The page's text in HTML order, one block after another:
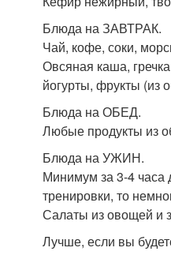
Блюда на ЗАВТРАК.
Чай, кофе, соки,
Овсяная каша,
йогурты, фрукты (из
Блюда на ОБЕД.
Любые продукты из
Блюда на УЖИН.
Минимум за 3-4 часа
тренировки, то
Салаты из овощей и
Лучше, если вы